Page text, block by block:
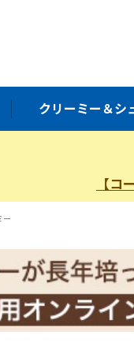
クリーミー＆シ
【
ー